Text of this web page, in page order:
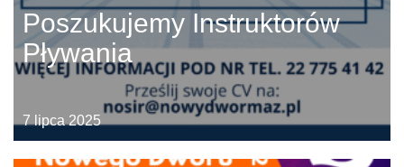
Poszukujemy Instruktorów
Pływania
7 lipca 2025